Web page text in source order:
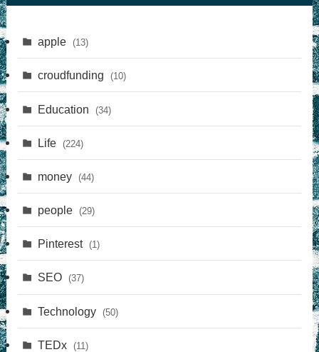
apple (13)
croudfunding (10)
Education (34)
Life (224)
money (44)
people (29)
Pinterest (1)
SEO (37)
Technology (50)
TEDx (11)